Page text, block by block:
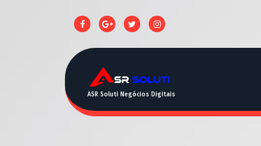
ASR Soluti Negócios Digitais